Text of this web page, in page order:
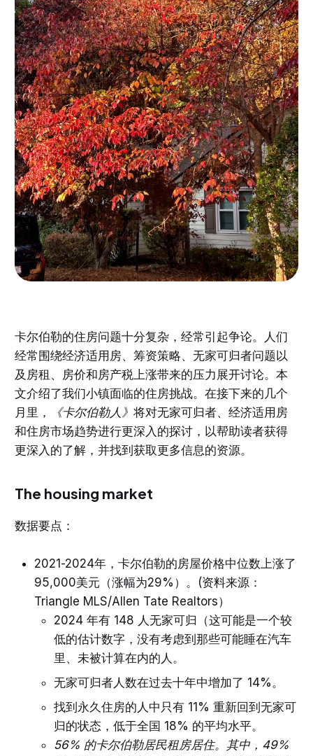
卡尔伯勒的住房问题十分复杂，经常引起争论。人们
经常围绕经济适用房、筹资策略、无家可归者问题以
及房租、房价和房产税上涨带来的压力展开讨论。本
文介绍了我们小镇面临的住房挑战。在接下来的几个
月里，
《卡尔伯勒人》 将对无家可归者、经济适用房
和住房市场趋势进行更深入的探讨，以帮助读者获得
更深入的了解，并找到获取更多信息的资源。
The housing market
数据要点：
2021-2024年，卡尔伯勒的房屋价格中位数上涨了
95,000美元（涨幅为29%）。(资料来源：
Triangle MLS/Allen Tate Realtors）
2024 年有 148 人无家可归（这可能是一个较
低的估计数字，没有考虑到那些可能睡在汽车
里、未被计算在内的人。
无家可归者人数在过去十年中增加了 14%。
找到永久住房的人中只有 11% 重新回到无家可
归的状态，低于全国 18% 的平均水平。
56% 的卡尔伯勒居民租房居住。其中，49%